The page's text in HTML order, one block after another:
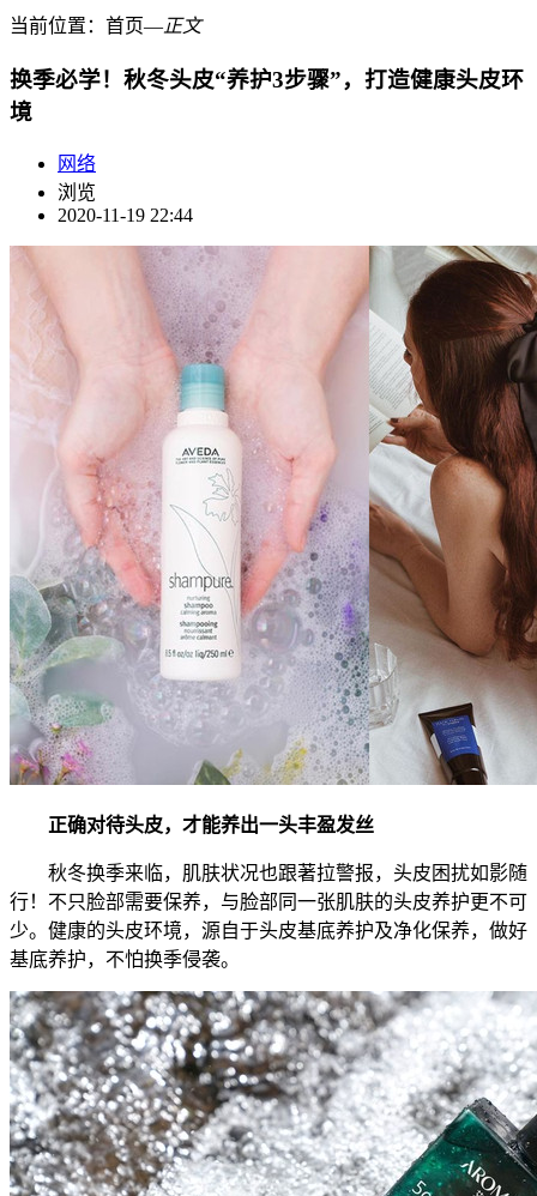
当前位置： 首页―正文
换季必学！秋冬头皮“养护3步骤”，打造健康头皮环
境
网络
浏览
2020-11-19 22:44
正确对待头皮，才能养出一头丰盈发丝
秋冬换季来临，肌肤状况也跟著拉警报，头皮困扰如影随
行！不只脸部需要保养，与脸部同一张肌肤的头皮养护更不可
少。健康的头皮环境，源自于头皮基底养护及净化保养，做好
基底养护，不怕换季侵袭。